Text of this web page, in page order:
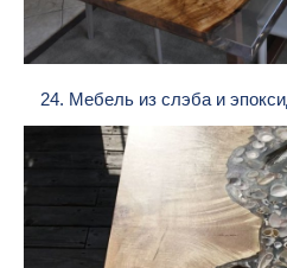
24. Мебель из слэба и